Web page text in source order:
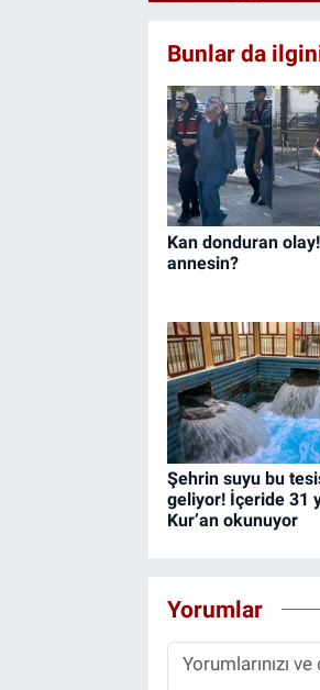
Bunlar da
Kan donduran
annesin?
Şehrin suyu bu
geliyor! İçeride 31
Kur’an okunuyor
Yorumlar